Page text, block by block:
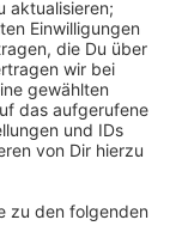
Euch über
dem zum Glück
dauerte der
Gronau, Epe,